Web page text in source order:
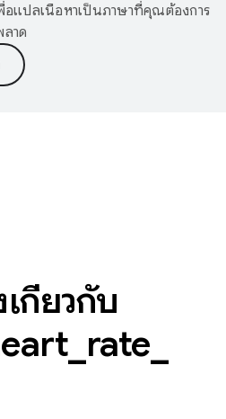
อแปลเนื้อหาเป็นภาษาที่คุณต้องการ
าด
กี่ยวกับ
rate